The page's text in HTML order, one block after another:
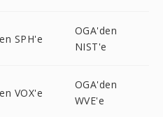
SPH'e
OGA'den
NIST'e
VOX'e
OGA'den
WVE'e